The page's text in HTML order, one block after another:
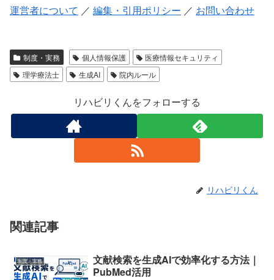
運営者について ／ 編集・引用ポリシー ／ お問い合わせ
制度・実務 個人情報保護
医療情報セキュリティ
理学療法士
生成AI 院内ルール
リハビリくんをフォローする
リハビリくん
関連記事
制度・実務
文献検索を生成AIで効率化する方法｜
PubMed活用